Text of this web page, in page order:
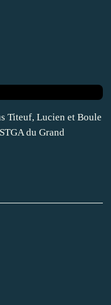
Titeuf, Lucien et Boule
du Grand